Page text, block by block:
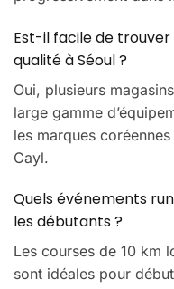
Est-il facile de
qualité à Séoul ?
Oui, plusieurs
large gamme
les marques
Cayl.
Quels événements
les débutants ?
Les courses de 10 km
sont idéales pour